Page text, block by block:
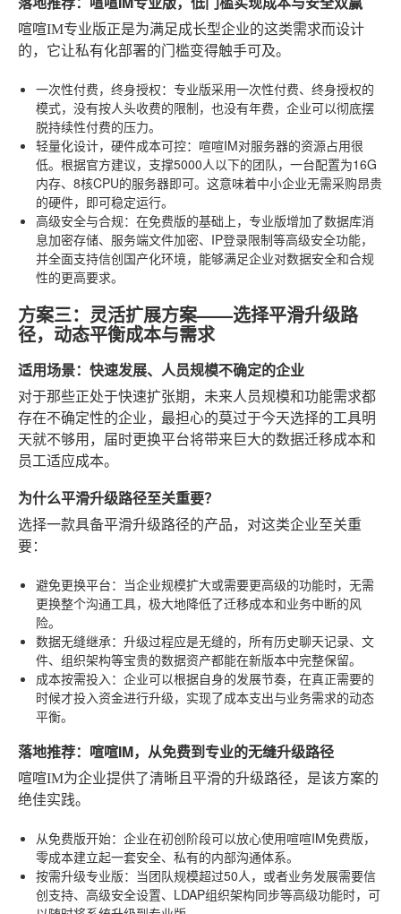
喧喧IM专业版正是为满足成长型企业的这类需求而设计
的，它让私有化部署的门槛变得触手可及。
一次性付费，终身授权：专业版采用一次性付费、终身授权的
模式，没有按人头收费的限制，也没有年费，企业可以彻底摆
脱持续性付费的压力。
轻量化设计，硬件成本可控：喧喧IM对服务器的资源占用很
低。根据官方建议，支撑5000人以下的团队，一台配置为16G
内存、8核CPU的服务器即可。这意味着中小企业无需采购昂贵
的硬件，即可稳定运行。
高级安全与合规：在免费版的基础上，专业版增加了数据库消
息加密存储、服务端文件加密、IP登录限制等高级安全功能，
并全面支持信创国产化环境，能够满足企业对数据安全和合规
性的更高要求。
方案三：灵活扩展方案——选择平滑升级路
径，动态平衡成本与需求
适用场景：快速发展、人员规模不确定的企业
对于那些正处于快速扩张期，未来人员规模和功能需求都
存在不确定性的企业，最担心的莫过于今天选择的工具明
天就不够用，届时更换平台将带来巨大的数据迁移成本和
员工适应成本。
为什么平滑升级路径至关重要？
选择一款具备平滑升级路径的产品，对这类企业至关重
要：
避免更换平台：当企业规模扩大或需要更高级的功能时，无需
更换整个沟通工具，极大地降低了迁移成本和业务中断的风
险。
数据无缝继承：升级过程应是无缝的，所有历史聊天记录、文
件、组织架构等宝贵的数据资产都能在新版本中完整保留。
成本按需投入 ：企业可以根据自身的发展节奏，在真正需要的
时候才投入资金进行升级，实现了成本支出与业务需求的动态
平衡。
落地推荐：喧喧IM，从免费到专业的无缝升级路径
喧喧IM为企业提供了清晰且平滑的升级路径，是该方案的
绝佳实践。
从免费版开始：企业在初创阶段可以放心使用喧喧IM免费版，
零成本建立起一套安全、私有的内部沟通体系。
按需升级专业版：当团队规模超过50人，或者业务发展需要信
创支持、高级安全设置、LDAP组织架构同步等高级功能时，可